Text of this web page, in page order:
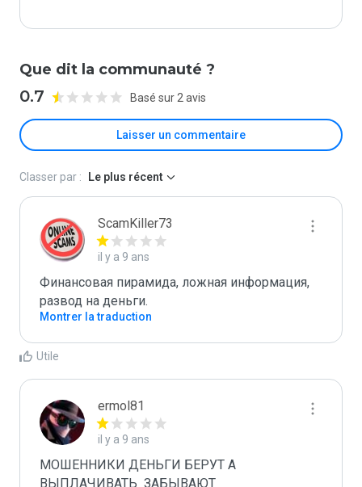
Que dit la communauté ?
0.7 Basé sur 2 avis
Laisser un commentaire
Classer par : Le plus récent
ScamKiller73
il y a 9 ans
Финансовая пирамида, ложная информация,
развод на деньги.
Montrer la traduction
Utile
ermol81
il y a 9 ans
МОШЕННИКИ ДЕНЬГИ БЕРУТ А
ВЫПЛАЧИВАТЬ  ЗАБЫВАЮТ